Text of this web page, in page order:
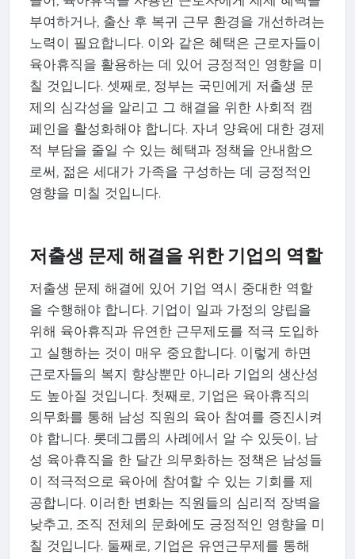
부여하거나, 출산 후 복귀 근무 환경을 개선하려는
노력이 필요합니다. 이와 같은 혜택은 근로자들이
육아휴직을 활용하는 데 있어 긍정적인 영향을 미
칠 것입니다. 셋째로, 정부는 국민에게 저출생 문
제의 심각성을 알리고 그 해결을 위한 사회적 캠
페인을 활성화해야 합니다. 자녀 양육에 대한 경제
적 부담을 줄일 수 있는 혜택과 정책을 안내함으
로써, 젊은 세대가 가족을 구성하는 데 긍정적인
영향을 미칠 것입니다.
저출생 문제 해결을 위한 기업의 역할
저출생 문제 해결에 있어 기업 역시 중대한 역할
을 수행해야 합니다. 기업이 일과 가정의 양립을
위해 육아휴직과 유연한 근무제도를 적극 도입하
고 실행하는 것이 매우 중요합니다. 이렇게 하면
근로자들의 복지 향상뿐만 아니라 기업의 생산성
도 높아질 것입니다. 첫째로, 기업은 육아휴직의
의무화를 통해 남성 직원의 육아 참여를 증진시켜
야 합니다. 롯데그룹의 사례에서 알 수 있듯이, 남
성 육아휴직을 한 달간 의무화하는 정책은 남성들
이 적극적으로 육아에 참여할 수 있는 기회를 제
공합니다. 이러한 변화는 직원들의 심리적 장벽을
낮추고, 조직 전체의 문화에도 긍정적인 영향을 미
칠 것입니다. 둘째로, 기업은 유연근무제를 통해